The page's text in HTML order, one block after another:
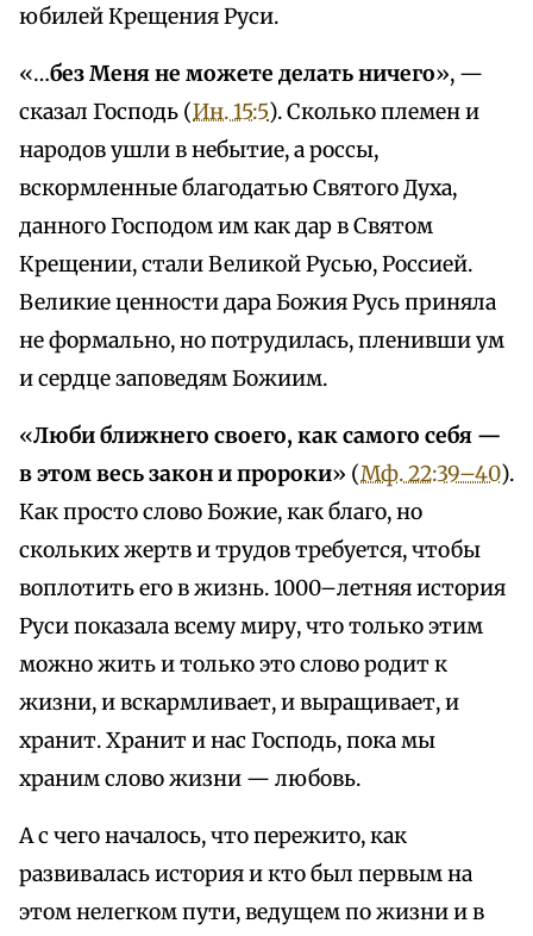
юбилей Крещения Руси.
«…без Меня не можете делать ничего», —
сказал Господь (Ин. 15:5). Сколько племен и
народов ушли в небытие, а россы,
вскормленные благодатью Святого Духа,
данного Господом им как дар в Святом
Крещении, стали Великой Русью, Россией.
Великие ценности дара Божия Русь приняла
не формально, но потрудилась, пленивши ум
и сердце заповедям Божиим.
«Люби ближнего своего, как самого себя —
в этом весь закон и пророки» (Мф. 22:39–40).
Как просто слово Божие, как благо, но
скольких жертв и трудов требуется, чтобы
воплотить его в жизнь. 1000–летняя история
Руси показала всему миру, что только этим
можно жить и только это слово родит к
жизни, и вскармливает, и выращивает, и
хранит. Хранит и нас Господь, пока мы
храним слово жизни — любовь.
А с чего началось, что пережито, как
развивалась история и кто был первым на
этом нелегком пути, ведущем по жизни и в